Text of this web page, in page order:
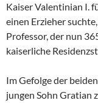
Kaiser Valentinian I.
einen Erzieher
Professor, der nun
kaiserliche
Im Gefolge der
jungen Sohn Gratian